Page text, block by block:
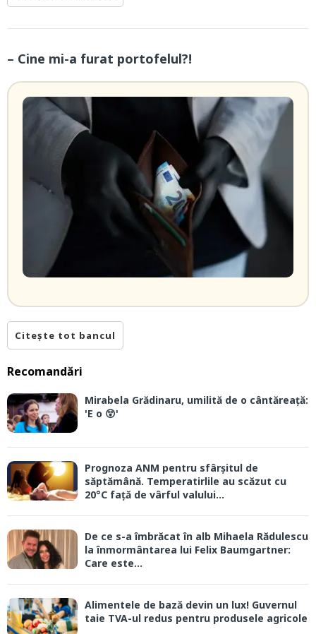
– Cine mi-a furat portofelul?!
Citește tot bancul
Recomandări
Mirabela Grădinaru, umilită de o cântăreață:
'E o 😲'
Prognoza ANM pentru sfârșitul de
săptămână. Temperatirlile au scăzut cu
20°C față de vârful valului...
De ce s-a îmbrăcat în alb Mihaela Rădulescu
la înmormântarea lui Felix Baumgartner:
Care este...
Alimentele de bază devin un lux! Guvernul
taie TVA-ul redus pentru produsele agricole